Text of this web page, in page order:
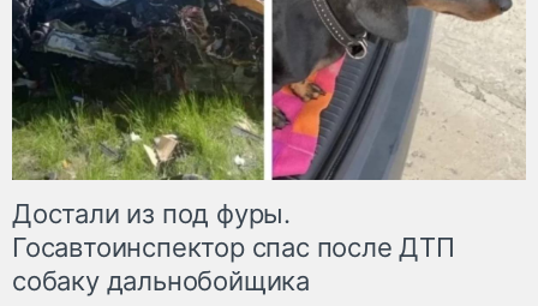
Достали из под фуры.
Госавтоинспектор спас после ДТП
собаку дальнобойщика